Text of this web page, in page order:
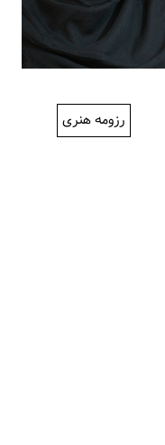
رزومه هنری